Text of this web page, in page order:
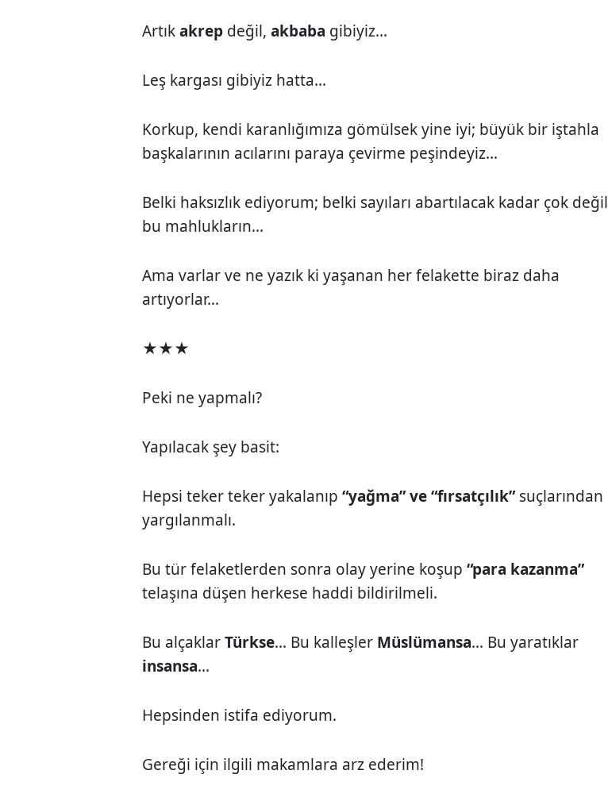
Artıkakrep değil,akbaba gibiyiz...
Leş kargası gibiyiz hatta...
Korkup, kendi karanlığımıza gömülsek yine iyi; büyük bir iştahla
başkalarının acılarını paraya çevirme peşindeyiz...
Belki haksızlık ediyorum; belki sayıları abartılacak kadar çok değil
bu mahlukların...
Ama varlar ve ne yazık ki yaşanan her felakette biraz daha
artıyorlar...
★★★
Peki ne yapmalı?
Yapılacak şey basit:
Hepsi teker teker yakalanıp“yağma” ve “fırsatçılık”suçlarından
yargılanmalı.
Bu tür felaketlerden sonra olay yerine koşup“para kazanma”
telaşına düşen herkese haddi bildirilmeli.
Bu alçaklarTürkse... Bu kalleşler Müslümansa... Bu yaratıklar
insansa...
Hepsinden istifa ediyorum.
Gereği için ilgili makamlara arz ederim!